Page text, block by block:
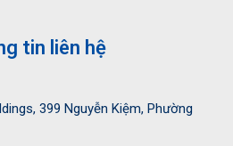
tin liên hệ
399 Nguyễn Kiệm, Phường